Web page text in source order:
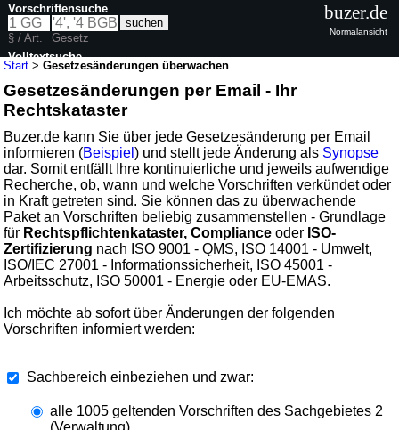
Start >Gesetzesänderungen überwachen
Gesetzesänderungen per Email - Ihr
Rechtskataster
Buzer.de kann Sie über jede Gesetzesänderung per Email
informieren (Beispiel) und stellt jede Änderung als Synopse
dar. Somit entfällt Ihre kontinuierliche und jeweils aufwendige
Recherche, ob, wann und welche Vorschriften verkündet oder
in Kraft getreten sind. Sie können das zu überwachende
Paket an Vorschriften beliebig zusammenstellen - Grundlage
für Rechtspflichtenkataster, Compliance oder ISO-
Zertifizierung nach ISO 9001 - QMS, ISO 14001 - Umwelt,
ISO/IEC 27001 - Informationssicherheit, ISO 45001 -
Arbeitsschutz, ISO 50001 - Energie oder EU-EMAS.
Ich möchte ab sofort über Änderungen der folgenden
Vorschriften informiert werden:
Sachbereich einbeziehen und zwar:
alle 1005 geltenden Vorschriften des Sachgebietes 2
(Verwaltung)
Vorschriftensuche
§ / Art.
Gesetz
Volltextsuche
buzer.de
Normalansicht